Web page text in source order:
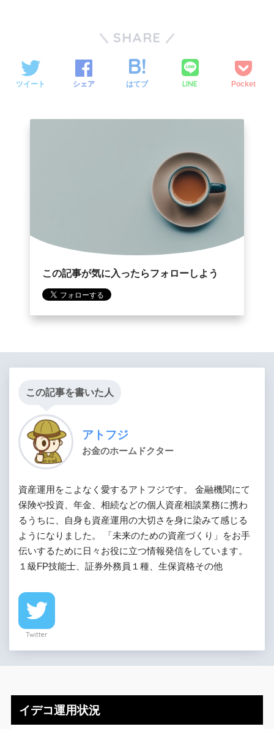
SHARE
ツイート シェア はてブ LINE Pocket
この記事が気に入ったらフォローしよう
この記事を書いた人
アトフジ
お金のホームドクター
資産運用をこよなく愛するアトフジです。 金融機関にて
保険や投資、年金、相続などの個人資産相談業務に携わ
るうちに、自身も資産運用の大切さを身に染みて感じる
ようになりました。 「未来のための資産づくり」をお手
伝いするために日々お役に立つ情報発信をしています。
１級FP技能士、証券外務員１種、生保資格その他
Twitter
イデコ運用状況